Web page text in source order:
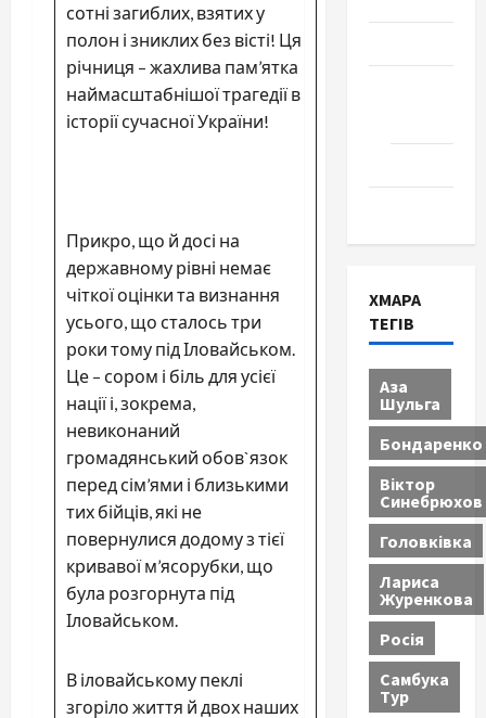
сотні загиблих, взятих у
полон і зниклих без вісті! Ця
річниця – жахлива пам’ятка
наймасштабнішої трагедії в
історії сучасної України!
Прикро, що й досі на
державному рівні немає
чіткої оцінки та визнання
усього, що сталось три
роки тому під Іловайськом.
Це – сором і біль для усієї
нації і, зокрема,
невиконаний
громадянський обов`язок
перед сім’ями і близькими
тих бійців, які не
повернулися додому з тієї
кривавої м’ясорубки, що
була розгорнута під
Іловайськом.
В іловайському пеклі
згоріло життя й двох наших
ХМАРА
ТЕГІВ
Аза
Шульга
Бондаренко
Віктор
Синебрюхов
Головківка
Лариса
Журенкова
Росія
Самбука
Тур